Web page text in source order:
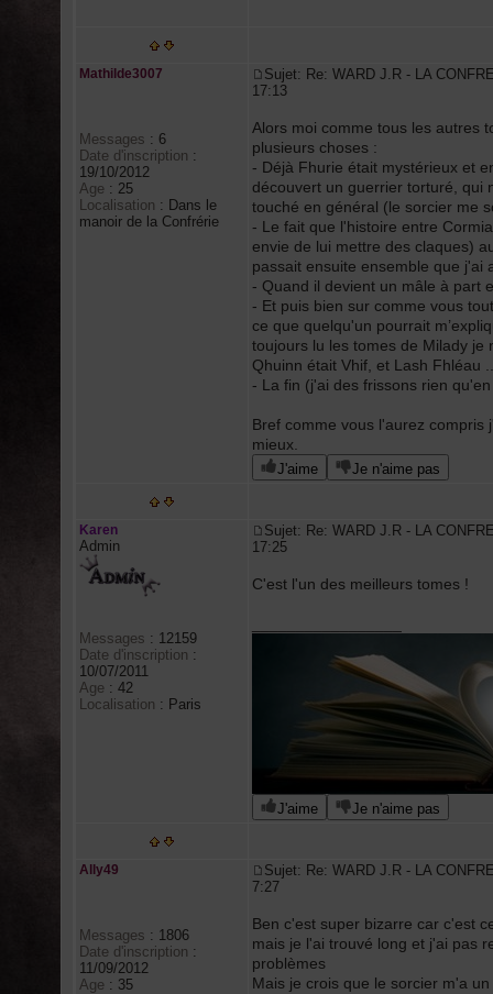
Mathilde3007
Messages : 6
Date d'inscription :
19/10/2012
Age : 25
Localisation : Dans le
manoir de la Confrérie
Sujet: Re: WARD J.R - LA
17:13
Alors moi comme tous les autres
plusieurs choses :
- Déjà Fhurie était mystérieux et
découvert un guerrier torturé,
touché en général (le sorcier me
- Le fait que l'histoire entre
envie de lui mettre des claques)
passait ensuite ensemble que j'ai
- Quand il devient un mâle à part
- Et puis bien sur comme vous
ce que quelqu'un pourrait
toujours lu les tomes de Milady
Qhuinn était Vhif, et Lash Fhléau
- La fin (j'ai des frissons rien
Bref comme vous l'aurez
mieux.
J'aime Je n'aime pas
Karen
Admin
Messages : 12159
Date d'inscription :
10/07/2011
Age : 42
Localisation : Paris
Sujet: Re: WARD J.R - LA
17:25
C'est l'un des meilleurs tomes !
J'aime Je n'aime pas
Ally49
Messages : 1806
Date d'inscription :
11/09/2012
Age : 35
Sujet: Re: WARD J.R - LA
7:27
Ben c'est super bizarre car c'est
mais je l'ai trouvé long et j'ai pas
problèmes
Mais je crois que le sorcier m'a